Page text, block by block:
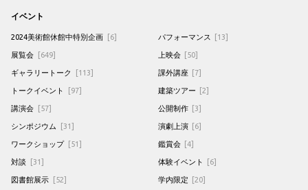
イベント
2024美術館休館中特別企画 [6]
展覧会 [649]
ギャラリートーク [113]
トークイベント [97]
講演会 [57]
シンポジウム [31]
ワークショップ [51]
対談 [31]
図書館展示 [52]
パフォーマンス [13]
上映会 [50]
課外講座 [7]
建築ツアー [2]
公開制作 [3]
演劇上演 [6]
鑑賞会 [4]
体験イベント [6]
学内限定 [20]